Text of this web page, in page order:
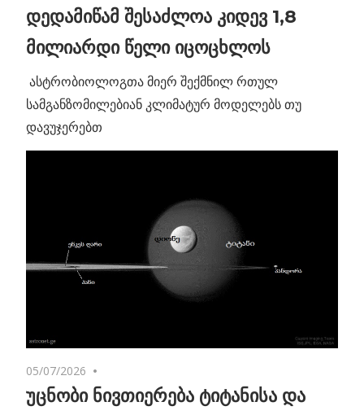
დედამიწამ შესაძლოა კიდევ 1,8
მილიარდი წელი იცოცხლოს
ასტრობიოლოგთა მიერ შექმნილ რთულ
სამგანზომილებიან კლიმატურ მოდელებს თუ
დავუჯერებთ
05/07/2026
უცნობი ნივთიერება ტიტანისა და